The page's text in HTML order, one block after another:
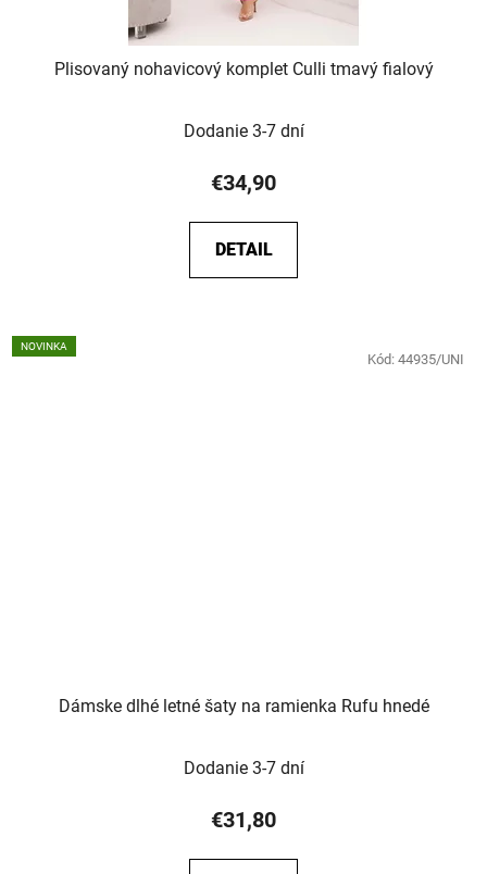
Plisovaný nohavicový komplet Culli tmavý fialový
Dodanie 3-7 dní
€34,90
DETAIL
NOVINKA
Dámske dlhé letné šaty na ramienka Rufu hnedé
Dodanie 3-7 dní
€31,80
Kód: 44935/UNI